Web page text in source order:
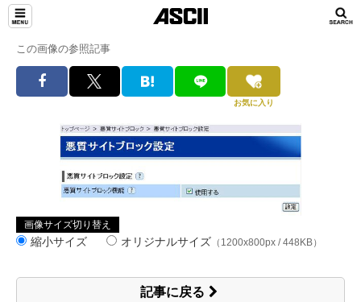
この画像の参照記事
お気に入り
画像サイズ切り替え
縮小サイズ オリジナルサイズ （1200x800px / 448KB）
記事に戻る